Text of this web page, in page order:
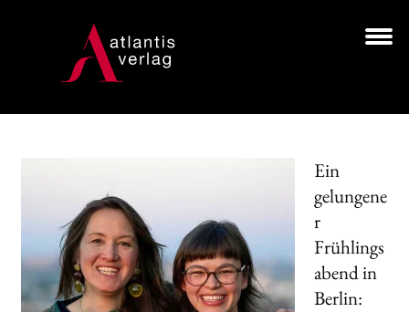
Navigation
springen
springen
VERLAG
HANDEL
Ein
gelungene
r
Frühlings
abend in
Berlin: